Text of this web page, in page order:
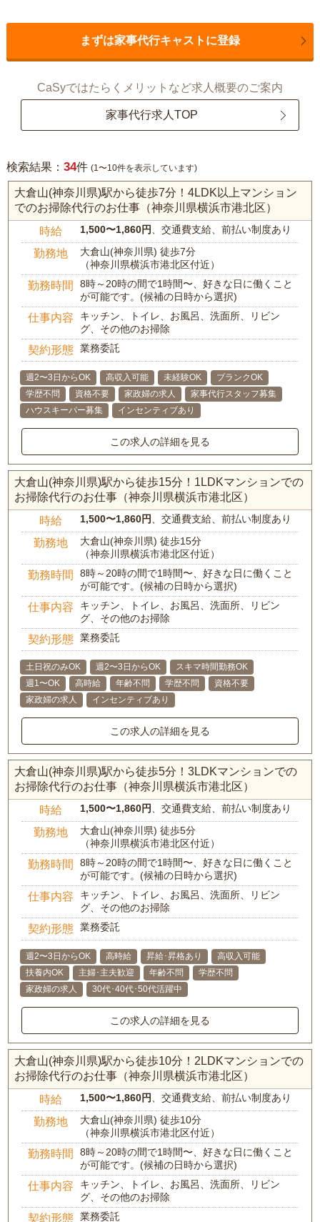
まずは家事代行キャストに登録
CaSyではたらくメリットなど求人概要のご案内
家事代行求人TOP
検索結果： 34件 (1〜10件を表示しています)
大倉山(神奈川県)駅から徒歩7分！4LDK以上マンション
でのお掃除代行のお仕事（神奈川県横浜市港北区）
時給 1,500〜1,860円 、交通費支給、前払い制度あり
勤務地
大倉山(神奈川県) 徒歩7分
（神奈川県横浜市港北区付近）
勤務時間
8時～20時の間で1時間〜、好きな日に働くこと
が可能です。(候補の日時から選択)
仕事内容
キッチン、トイレ、お風呂、洗面所、リビン
グ、その他のお掃除
契約形態 業務委託
週2〜3日からOK 高収入可能 未経験OK
ブランクOK
学歴不問
資格不要 家政婦の求人
家事代行スタッフ募集
ハウスキーパー募集
インセンティブあり
この求人の詳細を見る
大倉山(神奈川県)駅から徒歩15分！1LDKマンションでの
お掃除代行のお仕事（神奈川県横浜市港北区）
時給 1,500〜1,860円 、交通費支給、前払い制度あり
勤務地
大倉山(神奈川県) 徒歩15分
（神奈川県横浜市港北区付近）
勤務時間
8時～20時の間で1時間〜、好きな日に働くこと
が可能です。(候補の日時から選択)
仕事内容
キッチン、トイレ、お風呂、洗面所、リビン
グ、その他のお掃除
契約形態 業務委託
土日祝のみOK 週2〜3日からOK
スキマ時間勤務OK
週1〜OK
高時給 年齢不問 学歴不問
資格不要
家政婦の求人
インセンティブあり
この求人の詳細を見る
大倉山(神奈川県)駅から徒歩5分！3LDKマンションでの
お掃除代行のお仕事（神奈川県横浜市港北区）
時給 1,500〜1,860円 、交通費支給、前払い制度あり
勤務地
大倉山(神奈川県) 徒歩5分
（神奈川県横浜市港北区付近）
勤務時間
8時～20時の間で1時間〜、好きな日に働くこと
が可能です。(候補の日時から選択)
仕事内容
キッチン、トイレ、お風呂、洗面所、リビン
グ、その他のお掃除
契約形態 業務委託
週2〜3日からOK 高時給 昇給･昇格あり
高収入可能
扶養内OK
主婦･主夫歓迎 年齢不問
学歴不問
家政婦の求人
30代･40代･50代活躍中
この求人の詳細を見る
大倉山(神奈川県)駅から徒歩10分！2LDKマンションでの
お掃除代行のお仕事（神奈川県横浜市港北区）
時給 1,500〜1,860円 、交通費支給、前払い制度あり
勤務地
大倉山(神奈川県) 徒歩10分
（神奈川県横浜市港北区付近）
勤務時間
8時～20時の間で1時間〜、好きな日に働くこと
が可能です。(候補の日時から選択)
仕事内容
キッチン、トイレ、お風呂、洗面所、リビン
グ、その他のお掃除
契約形態 業務委託